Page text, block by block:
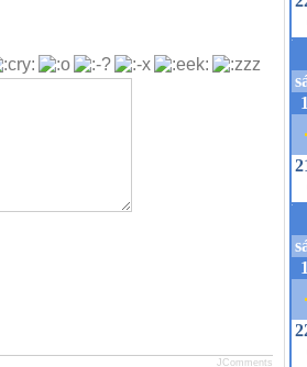
JComments